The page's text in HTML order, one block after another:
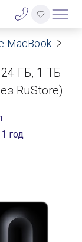
MacBook
ГБ, 1 ТБ
RuStore)
год